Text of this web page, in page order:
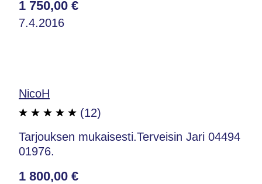
1 750,00 €
7.4.2016
NicoH
(12)
Tarjouksen mukaisesti.Terveisin Jari 04494
01976.
1 800,00 €